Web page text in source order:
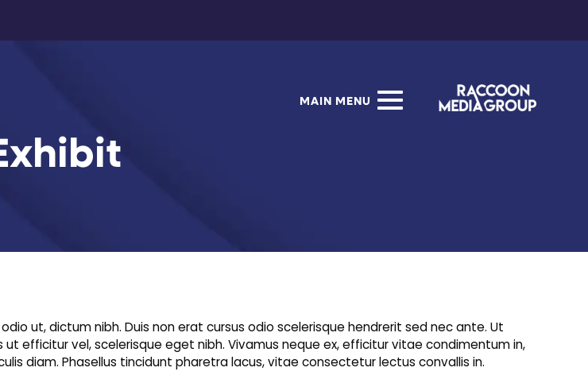
MAIN MENU
ut, dictum nibh. Duis non erat cursus odio scelerisque hendrerit sed nec ante. Ut
efficitur vel, scelerisque eget nibh. Vivamus neque ex, efficitur vitae condimentum in,
diam. Phasellus tincidunt pharetra lacus, vitae consectetur lectus convallis in.